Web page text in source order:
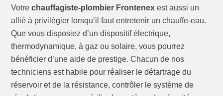
Votrechauffagiste-plombier Frontenex est aussi un
allié à privilégier lorsqu’il faut entretenir un chauffe-eau.
Que vous disposiez d’un dispositif électrique,
thermodynamique, à gaz ou solaire, vous pourrez
bénéficier d’une aide de prestige. Chacun de nos
techniciens est habile pour réaliser le détartrage du
réservoir et de la résistance, contrôler le système de